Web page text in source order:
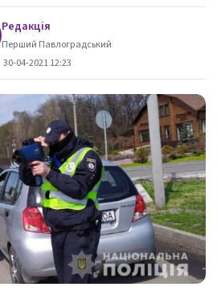
Редакція
Перший Павлоградський
30-04-2021 12:23